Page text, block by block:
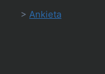
> Ankieta